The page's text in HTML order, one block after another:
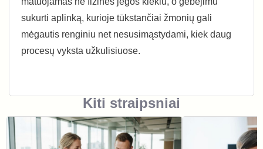
sukurti aplinką, kurioje tūkstančiai žmonių gali
mėgautis renginiu net nesusimąstydami, kiek daug
procesų vyksta užkulisiuose.
Kiti straipsniai